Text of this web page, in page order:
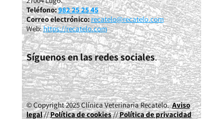
Teléfono:982 25 25 45
Correo electrónico:recatelo@recatelo.com
Web:https://recatelo.com
Síguenos en las redes sociales.
© Copyright 2025 Clínica Veterinaria Recatelo.Aviso
legal//Política de cookies//Política de privacidad